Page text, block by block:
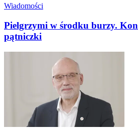
Wiadomości
Pielgrzymi w środku burzy.
pątniczki